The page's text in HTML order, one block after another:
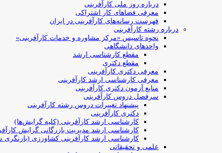
درباره روز ملی کارآفرینی
معرفی فضاهای کار اشتراکی
فهرست رسانه‌های کارآفرینی در ایران
درباره رشته کارآفرینی
نحوه تاسیس «مرکز مشاوره و خدمات کارآفرینی»
واحدهای دانشگاهی
مقطع کارشناسی ارشد
مقطع دکتری
معرفی دکتری کارآفرینی
معرفی کارشناسی ارشد کارآفرینی
منابع آزمون دکتری کارآفرینی
سرفصل دروس کارآفرینی
پیشنهاد تغییرات دروس رشته کارآفرینی
دکتری کارآفرینی
کارشناسی ارشد کارآفرینی (کلیه گرایش‌ها)
کارشناسی ارشد مدیریت بازرگانی گرایش
کارشناسی ارشد کارآفرینی کشاورزی (بازنگری
علمی و تحقیقاتی